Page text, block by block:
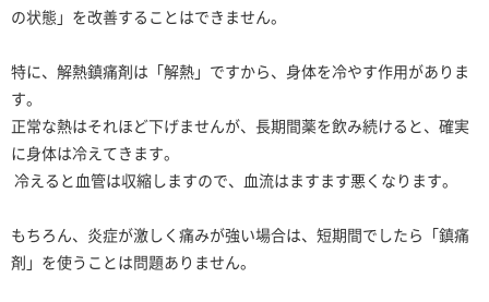
の状態」を改善することはできません。
特に、解熱鎮痛剤は「解熱」ですから、身体を冷やす作用がありま
す。
正常な熱はそれほど下げませんが、長期間薬を飲み続けると、確実
に身体は冷えてきます。
冷えると血管は収縮しますので、血流はますます悪くなります。
もちろん、炎症が激しく痛みが強い場合は、短期間でしたら「鎮痛
剤」を使うことは問題ありません。